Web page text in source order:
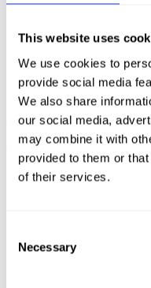
This website uses
We use cookies to
provide social media
We also share
our social media,
may combine it with
provided to them or
of their services.
Selection
Necessary
Analiza przed
Z uwagi na specyfikę
rozbudowany i bazował na
wymagań zebranych od
funkcjonalności esklepów
oraz zebranie wytycznych
tym zasady integracji z
systemem zarządzania